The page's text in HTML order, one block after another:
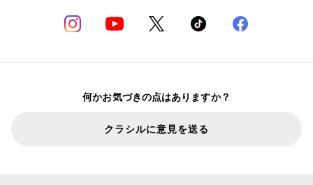
何かお気づきの点はありますか？
クラシルに意見を送る